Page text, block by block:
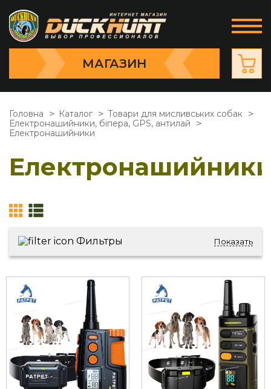
МАГАЗИН
Головна Каталог
Товари для мисливських собак
Електронашийники, біпера, GPS, антилай
Електронашийники
Фильтры Показать